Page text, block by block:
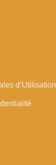
d’Utilisation